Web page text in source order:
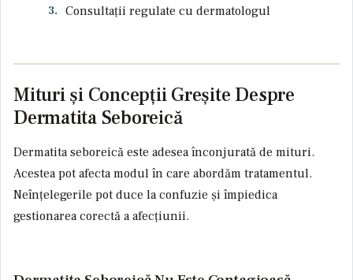
Consultații regulate cu dermatologul
Mituri și Concepții Greșite Despre
Dermatita Seboreică
Dermatita seboreică este adesea înconjurată de mituri.
Acestea pot afecta modul în care abordăm tratamentul.
Neînțelegerile pot duce la confuzie și împiedica
gestionarea corectă a afecțiunii.